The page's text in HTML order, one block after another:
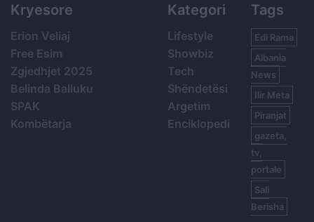
Kryesore
Erion Veliaj
Free Esim
Zgjedhjet 2025
Belinda Balluku
SPAK
Kombëtarja
Kategori
Lifestyle
Showbiz
Tech
Shëndetësi
Argetim
Enciklopedi
Tags
Edi Rama
Albania
News
Ilir Meta
Piranjat
gazeta,
tv,
portale
Sali
Berisha